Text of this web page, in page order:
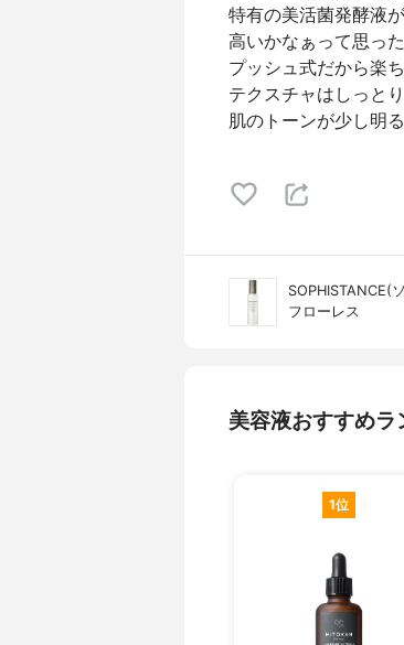
特有の美活菌発酵液
高いかなぁって思っ
プッシュ式だから楽
テクスチャはしっと
肌のトーンが少し明
SOPHISTANCE(
フローレス
美容液おすすめラ
1位